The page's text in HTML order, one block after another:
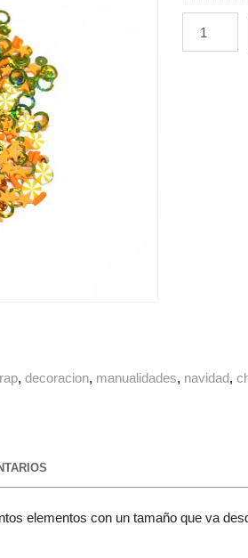
decoracion manualidades navidad
elementos con un tamaño que va